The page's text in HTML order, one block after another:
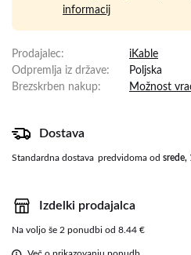
informacij
Prodajalec:
iKable
Odpremlja iz države:
Poljska
Brezskrben nakup: Možnost
Dostava
Standardna dostava predvidoma od srede,
Izdelki prodajalca
Na voljo še 2 ponudbi od 8.44 €